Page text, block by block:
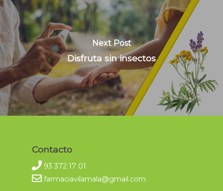
Next Post
Disfruta sin insectos
Contacto
93 372 17 01
farmaciavilamala@gmail.com